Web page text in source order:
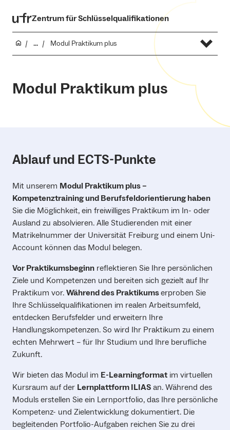
Zentrum für Schlüsselqualifikationen
... Modul Praktikum plus
Modul Praktikum plus
Ablauf und ECTS-Punkte
Mit unserem Modul Praktikum plus –
Kompetenztraining und Berufsfeldorientierung haben
Sie die Möglichkeit, ein freiwilliges Praktikum im In- oder
Ausland zu absolvieren. Alle Studierenden mit einer
Matrikelnummer der Universität Freiburg und einem Uni-
Account können das Modul belegen.
Vor Praktikumsbeginn reflektieren Sie Ihre persönlichen
Ziele und Kompetenzen und bereiten sich gezielt auf Ihr
Praktikum vor. Während des Praktikumserproben Sie
Ihre Schlüsselqualifikationen im realen Arbeitsumfeld,
entdecken Berufsfelder und erweitern Ihre
Handlungskompetenzen. So wird Ihr Praktikum zu einem
echten Mehrwert – für Ihr Studium und Ihre berufliche
Zukunft.
Wir bieten das Modul im E-Learningformat im virtuellen
Kursraum auf der Lernplattform ILIAS an. Während des
Moduls erstellen Sie ein Lernportfolio, das Ihre persönliche
Kompetenz- und Zielentwicklung dokumentiert. Die
begleitenden Portfolio-Aufgaben reichen Sie zu drei